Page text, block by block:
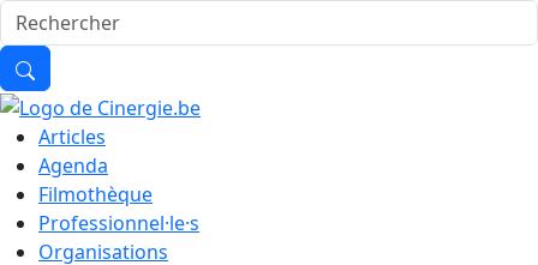
Articles
Agenda
Filmothèque
Professionnel·le·s
Organisations